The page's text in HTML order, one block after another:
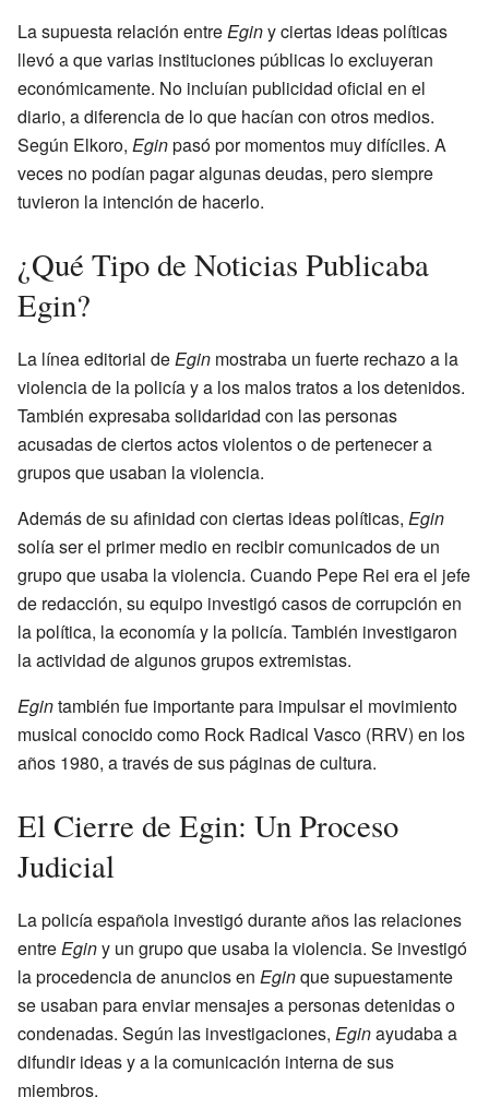
La supuesta relación entreEginy ciertas ideas políticas
llevó a que varias instituciones públicas lo excluyeran
económicamente. No incluían publicidad oficial en el
diario, a diferencia de lo que hacían con otros medios.
Según Elkoro, Eginpasó por momentos muy difíciles. A
veces no podían pagar algunas deudas, pero siempre
tuvieron la intención de hacerlo.
¿Qué Tipo de Noticias Publicaba
Egin?
La línea editorial deEgin mostraba un fuerte rechazo a la
violencia de la policía y a los malos tratos a los detenidos.
También expresaba solidaridad con las personas
acusadas de ciertos actos violentos o de pertenecer a
grupos que usaban la violencia.
Además de su afinidad con ciertas ideas políticas, Egin
solía ser el primer medio en recibir comunicados de un
grupo que usaba la violencia. Cuando Pepe Rei era el jefe
de redacción, su equipo investigó casos de corrupción en
la política, la economía y la policía. También investigaron
la actividad de algunos grupos extremistas.
Egintambién fue importante para impulsar el movimiento
musical conocido como Rock Radical Vasco (RRV) en los
años 1980, a través de sus páginas de cultura.
El Cierre de Egin: Un Proceso
Judicial
La policía española investigó durante años las relaciones
entreEginy un grupo que usaba la violencia. Se investigó
la procedencia de anuncios en Eginque supuestamente
se usaban para enviar mensajes a personas detenidas o
condenadas. Según las investigaciones, Eginayudaba a
difundir ideas y a la comunicación interna de sus
miembros.